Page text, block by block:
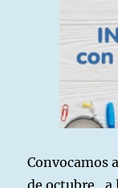
Convocamos
de octubre, a